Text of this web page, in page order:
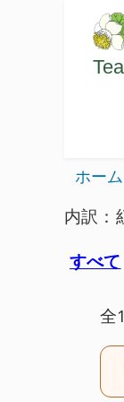
よ
ホーム
内訳：
すべて
全